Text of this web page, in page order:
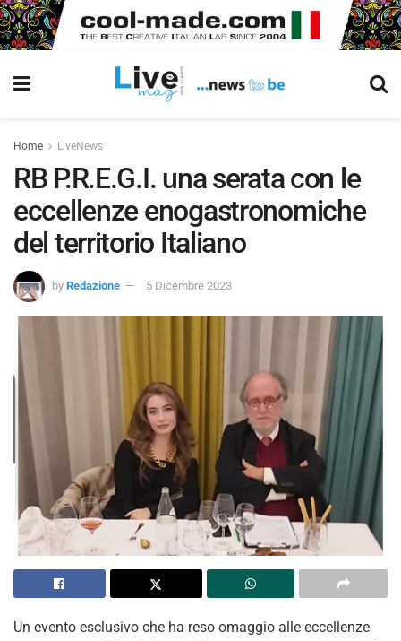
Home LiveNews
RB P.R.E.G.I. una serata con le
eccellenze enogastronomiche
del territorio Italiano
by Redazione 5 Dicembre 2023
Un evento esclusivo che ha reso omaggio alle eccellenze